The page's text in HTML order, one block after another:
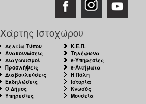
Χάρτης Ιστοχώρου
Δελτία Τύπου
Ανακοινώσεις
Διαγωνισμοί
Προσλήψεις
Διαβουλεύσεις
Εκδηλώσεις
Ο Δήμος
Υπηρεσίες
Κ.Ε.Π.
Τηλέφωνα
e-Υπηρεσίες
e-Αιτήματα
Η Πόλη
Ιστορία
Κνωσός
Μουσεία